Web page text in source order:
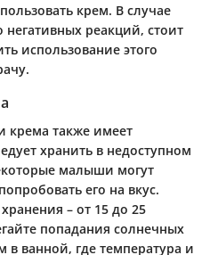
крем. В случае
реакций, стоит
использование этого
крема также имеет
хранить в недоступном
малыши могут
его на вкус.
– от 15 до 25
попадания солнечных
в ванной, где температура и